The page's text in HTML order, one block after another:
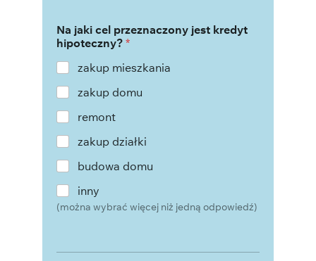
Na jaki cel przeznaczony jest kredyt
hipoteczny? *
zakup mieszkania
zakup domu
remont
zakup działki
budowa domu
inny
(można wybrać więcej niż jedną odpowiedź)